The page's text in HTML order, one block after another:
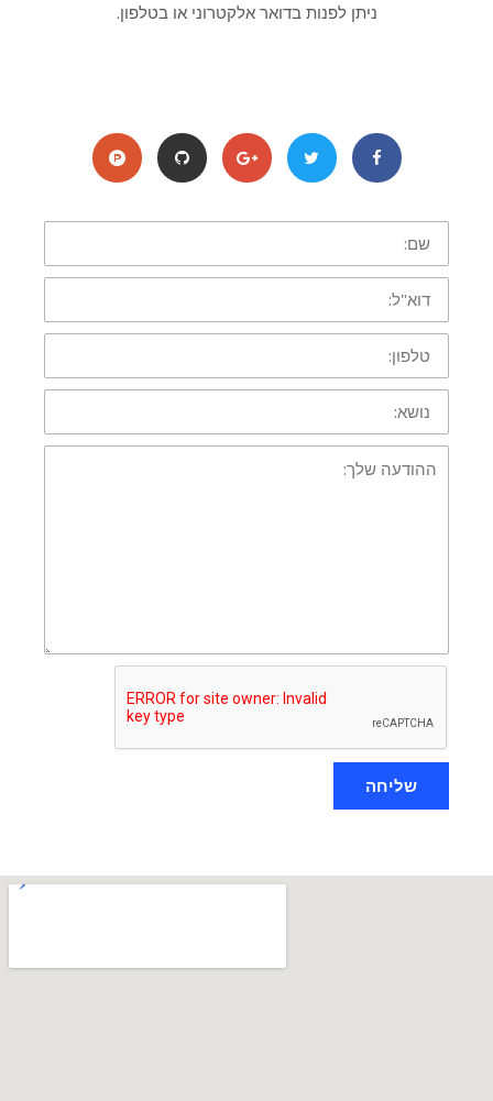
ניתן לפנות בדואר אלקטרוני או בטלפון.
שם:
דוא"ל:
טלפון:
נושא
הודעה
שליחה